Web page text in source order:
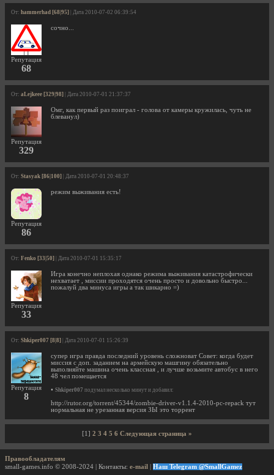
От: hammerhad [68|95] | Дата 2010-07-02 06:39:54
Репутация
68
сочно...
От: aLejkeee [329|98] | Дата 2010-07-01 21:37:37
Репутация
329
Омг, как первый раз поиграл - голова от камеры кружилась, чуть не
блеванул)
От: Stasyak [86|100] | Дата 2010-07-01 20:48:37
Репутация
86
режим выживания есть!
От: Fenko [33|50] | Дата 2010-07-01 15:35:17
Репутация
33
Игра конечно неплохая однако режима выживания катастрофически
нехватает , миссии проходятся очень просто и довольно быстро...
пожалуй два минуса игры а так шикарно =)
От: Shkiper007 [8|8] | Дата 2010-07-01 15:26:39
Репутация
8
супер игра правда последний уровень сложноват Совет: когда будет
миссия с доп. заданием на армейскую машгину обязательно
выполняйте машина очень классная , и лучше возьмите автобус в него
48 чел помещается
• Shkiper007 подумал несколько минут и добавил:
http://rutor.org/torrent/45344/zombie-driver-v1.1.4-2010-pc-repack тут
нормальная не урезанная версия ЗЫ это торрент
[1] 2 3 4 5 6 Следующая страница »
Правообладателям
small-games.info © 2008-2024 | Контакты: e-mail Наш Telegram @SmallGamez